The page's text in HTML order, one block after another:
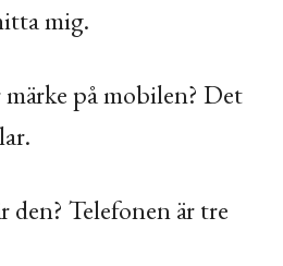
mig.
på mobilen? Det
den? Telefonen är tre